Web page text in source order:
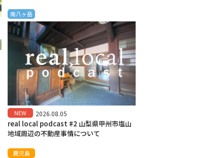
南八ヶ岳
NEW 2026.08.05
real local podcast #2 山梨県甲州市塩山
地域周辺の不動産事情について
鹿児島